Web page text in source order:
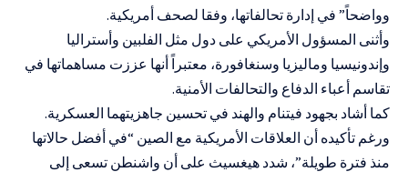
وواضحاً” في إدارة تحالفاتها، وفقا لصحف أمريكية.
وأثنى المسؤول الأمريكي على دول مثل الفلبين وأستراليا
وإندونيسيا وماليزيا وسنغافورة، معتبراً أنها عززت مساهماتها في
تقاسم أعباء الدفاع والتحالفات الأمنية.
كما أشاد بجهود فيتنام والهند في تحسين جاهزيتهما العسكرية.
ورغم تأكيده أن العلاقات الأمريكية مع الصين “في أفضل حالاتها
منذ فترة طويلة”، شدد هيغسيث على أن واشنطن تسعى إلى